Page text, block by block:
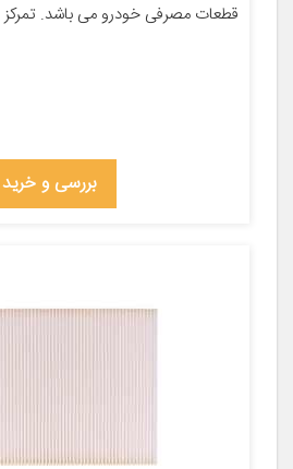
قطعات مصرفی خودرو می باشد.
بررسی و خرید